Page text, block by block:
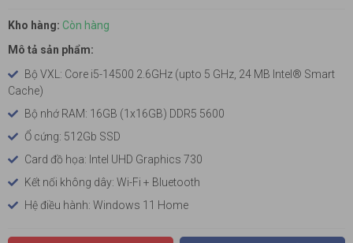
Kho hàng: Còn hàng
Mô tả sản phẩm:
Bộ VXL: Core i5-14500 2.6GHz (upto 5 GHz, 24 MB Intel® Smart
Cache)
Bộ nhớ RAM: 16GB (1x16GB) DDR5 5600
Ổ cứng: 512Gb SSD
Card đồ họa: Intel UHD Graphics 730
Kết nối không dây: Wi-Fi + Bluetooth
Hệ điều hành: Windows 11 Home